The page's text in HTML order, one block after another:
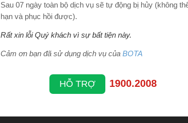
Sau 07 ngày toàn bộ dịch vụ sẽ tự động bị hủy (không
hạn và phục hồi được).
Rất xin lỗi Quý khách vì sự bất tiện này.
Cảm ơn bạn đã sử dụng dịch vụ của BOTA
HỖ TRỢ 1900.2008